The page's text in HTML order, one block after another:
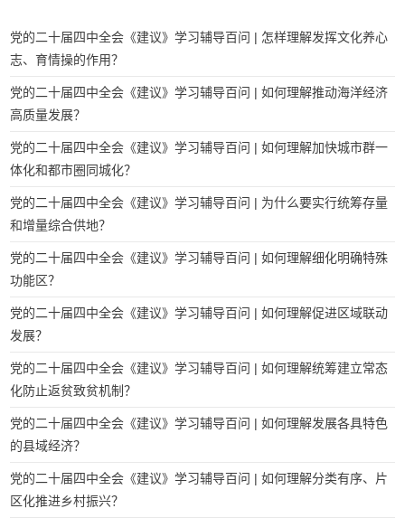
党的二十届四中全会《建议》学习辅导百问 | 怎样理解发挥文化养心
志、育情操的作用？
党的二十届四中全会《建议》学习辅导百问 | 如何理解推动海洋经济
高质量发展？
党的二十届四中全会《建议》学习辅导百问 | 如何理解加快城市群一
体化和都市圈同城化？
党的二十届四中全会《建议》学习辅导百问 | 为什么要实行统筹存量
和增量综合供地？
党的二十届四中全会《建议》学习辅导百问 | 如何理解细化明确特殊
功能区？
党的二十届四中全会《建议》学习辅导百问 | 如何理解促进区域联动
发展？
党的二十届四中全会《建议》学习辅导百问 | 如何理解统筹建立常态
化防止返贫致贫机制？
党的二十届四中全会《建议》学习辅导百问 | 如何理解发展各具特色
的县域经济？
党的二十届四中全会《建议》学习辅导百问 | 如何理解分类有序、片
区化推进乡村振兴？